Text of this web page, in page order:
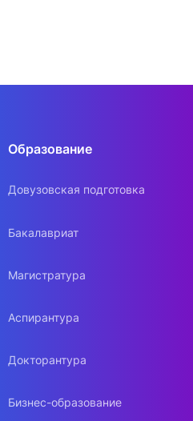
Образование
Довузовская подготовка
Бакалавриат
Магистратура
Аспирантура
Докторантура
Бизнес-образование